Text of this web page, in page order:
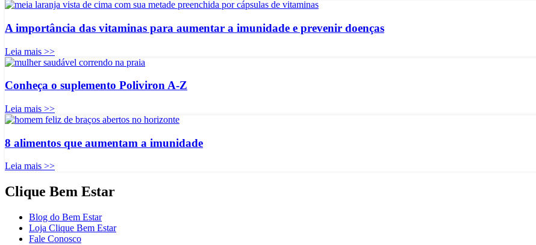
A importância das vitaminas para aumentar a imunidade e prevenir doenças
Leia mais >>
Conheça o suplemento Poliviron A-Z
Leia mais >>
8 alimentos que aumentam a imunidade
Leia mais >>
Clique Bem Estar
Blog do Bem Estar
Loja Clique Bem Estar
Fale Conosco